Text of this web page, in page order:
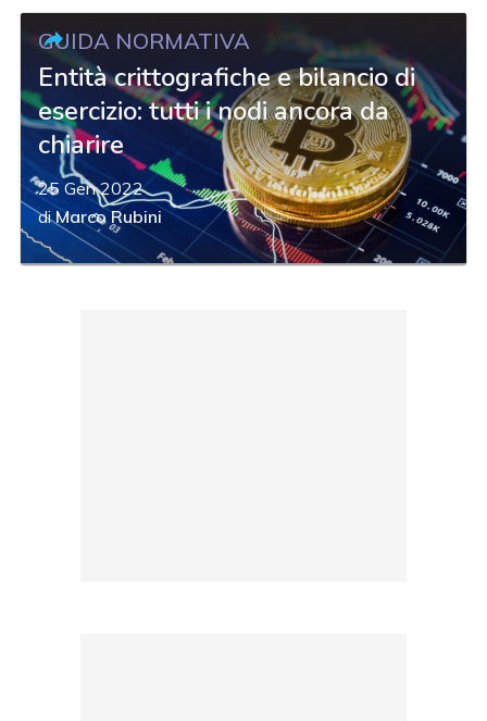
GUIDA NORMATIVA
Entità crittografiche e bilancio di
esercizio: tutti i nodi ancora da
chiarire
25 Gen 2022
diMarco Rubini